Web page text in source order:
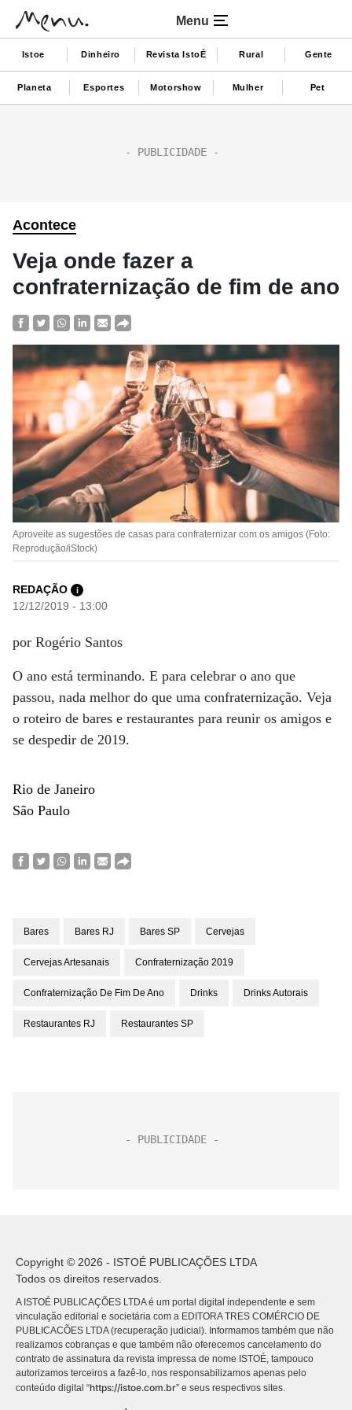
Menu
Istoe Dinheiro Revista IstoÉ Rural Gente
Planeta Esportes Motorshow Mulher Pet
Acontece
Veja onde fazer a
confraternização de fim de ano
Aproveite as sugestões de casas para confraternizar com os amigos (Foto:
Reprodução/iStock)
REDAÇÃO i
12/12/2019 - 13:00
por Rogério Santos
O ano está terminando. E para celebrar o ano que
passou, nada melhor do que uma confraternização. Veja
o roteiro de bares e restaurantes para reunir os amigos e
se despedir de 2019.
Rio de Janeiro
São Paulo
Bares Bares RJ Bares SP Cervejas
Cervejas Artesanais Confraternização 2019
Confraternização De Fim De Ano Drinks Drinks Autorais
Restaurantes RJ Restaurantes SP
Copyright © 2026 - ISTOÉ PUBLICAÇÕES LTDA
Todos os direitos reservados.
A ISTOÉ PUBLICAÇÕES LTDA é um portal digital independente e sem
vinculação editorial e societária com a EDITORA TRES COMÉRCIO DE
PUBLICACÕES LTDA (recuperação judicial). Informamos também que não
realizamos cobranças e que também não oferecemos cancelamento do
contrato de assinatura da revista impressa de nome ISTOÉ, tampouco
autorizamos terceiros a fazê-lo, nos responsabilizamos apenas pelo
conteúdo digital “https://istoe.com.br” e seus respectivos sites.